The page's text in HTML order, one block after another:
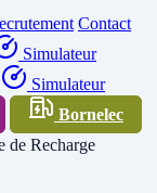
Contact
Simulateur
Simulateur
Bornelec
de Recharge